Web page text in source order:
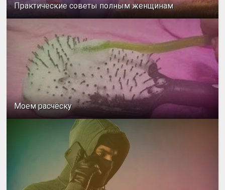
Практические советы полным женщинам
Моем расчёску